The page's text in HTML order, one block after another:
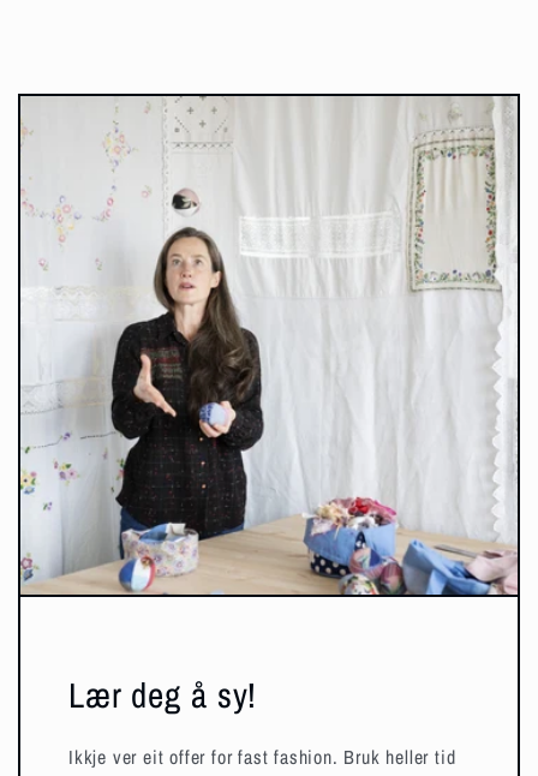
Lær deg å sy!
Ikkje ver eit offer for fast fashion. Bruk heller tid